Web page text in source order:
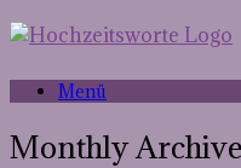
Menü
Monthly